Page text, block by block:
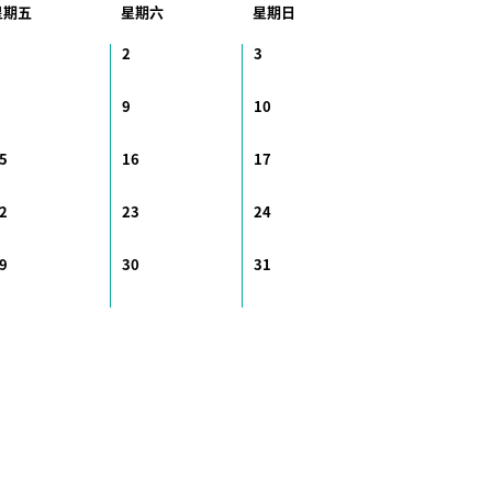
五 星期六
星期日
2
3
9 10
16 17
23 24
30 31